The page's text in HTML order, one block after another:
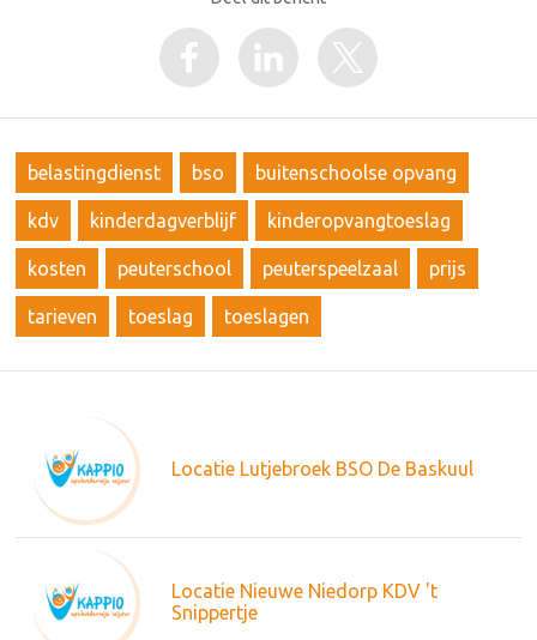
belastingdienst bso buitenschoolse opvang
kdv kinderdagverblijf kinderopvangtoeslag
kosten peuterschool peuterspeelzaal prijs
tarieven toeslag toeslagen
Locatie Lutjebroek BSO De Baskuul
Locatie Nieuwe Niedorp KDV 't
Snippertje